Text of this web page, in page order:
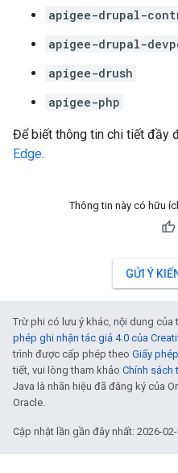
apigee-drupal-
apigee-drupal-
apigee-drush
apigee-php
Để biết thông tin chi tiết đầy
Edge.
Thông tin này có hữu
GỬI Ý
Trừ phi có lưu ý khác, nội dung
phép ghi nhận tác giả 4.0 của
trình được cấp phép theo Giấy
tiết, vui lòng tham khảo Chính sách
Java là nhãn hiệu đã đăng ký của
Oracle.
Cập nhật lần gần đây nhất: 2026-